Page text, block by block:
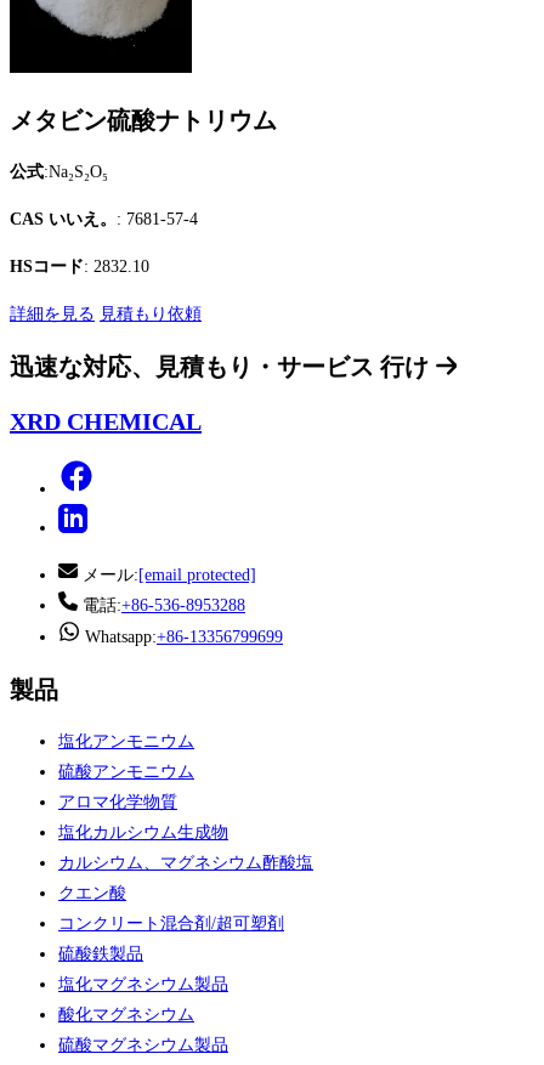
メタビン硫酸ナトリウム
公式:Na₂S₂O₅
CAS いいえ。 : 7681-57-4
HSコード: 2832.10
詳細を見る 見積もり依頼
迅速な対応、見積もり・サービス 行け
XRD CHEMICAL
メール: [email protected]
電話:+86-536-8953288
Whatsapp:+86-13356799699
製品
塩化アンモニウム
硫酸アンモニウム
アロマ化学物質
塩化カルシウム生成物
カルシウム、マグネシウム酢酸塩
クエン酸
コンクリート混合剤/超可塑剤
硫酸鉄製品
塩化マグネシウム製品
酸化マグネシウム
硫酸マグネシウム製品